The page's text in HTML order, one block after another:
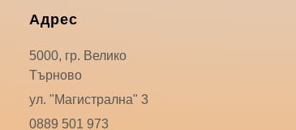
Адрес
5000, гр. Велико
Търново
ул. "Магистрална" 3
0889 501 973